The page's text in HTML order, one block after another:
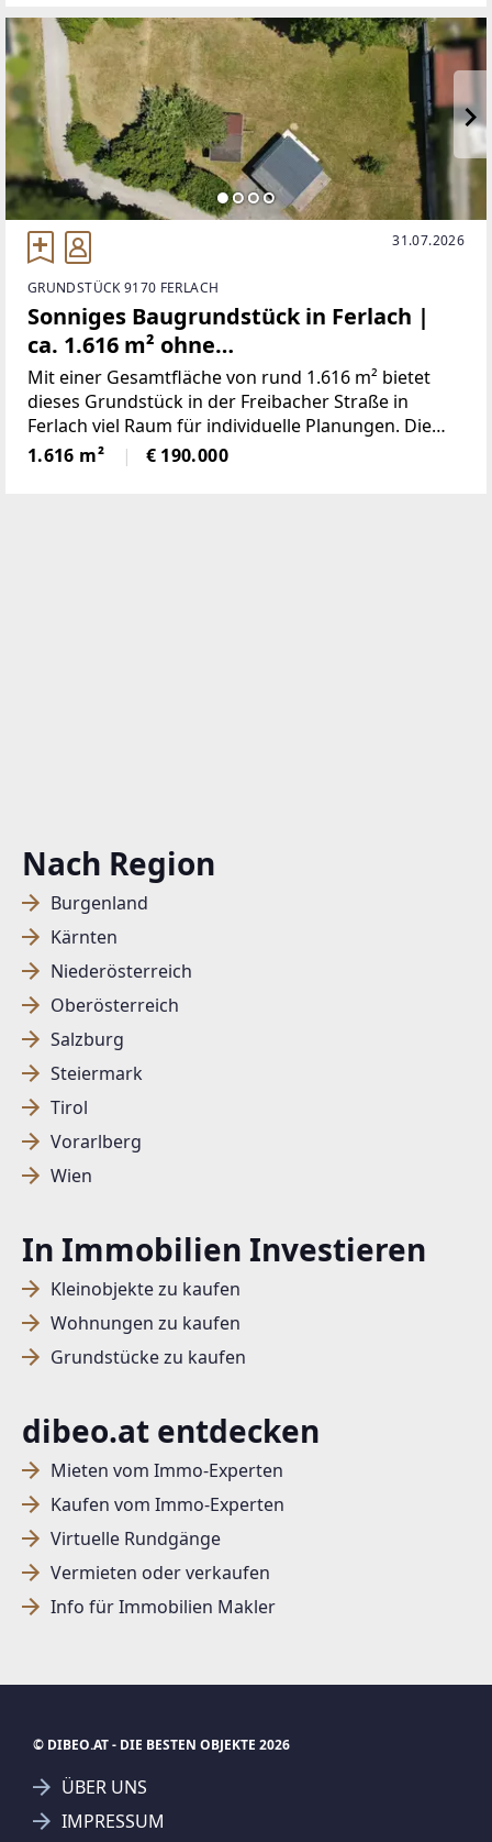
Nach Region
Burgenland
Kärnten
Niederösterreich
Oberösterreich
Salzburg
Steiermark
Tirol
Vorarlberg
Wien
In Immobilien Investieren
Kleinobjekte zu kaufen
Wohnungen zu kaufen
Grundstücke zu kaufen
dibeo.at entdecken
Mieten vom Immo-Experten
Kaufen vom Immo-Experten
Virtuelle Rundgänge
Vermieten oder verkaufen
Info für Immobilien Makler
31.07.2026
GRUNDSTÜCK 9170 FERLACH
Sonniges Baugrundstück in Ferlach |
ca. 1.616 m² ohne
Bebauungsverpflichtung
Mit einer Gesamtfläche von rund 1.616 m² bietet
dieses Grundstück in der Freibacher Straße in
Ferlach viel Raum für individuelle Planungen. Die
Liegenschaft umfasst zwei Parzellen, wobei eine
Parzelle bereits voll erschlossen ist. Ein wesentlicher
1.616 m² € 190.000
© DIBEO.AT - DIE BESTEN OBJEKTE 2026
ÜBER UNS
IMPRESSUM